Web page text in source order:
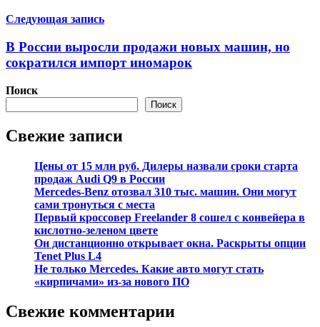
Следующая запись
В России выросли продажи новых машин, но
сократился импорт иномарок
Поиск
Поиск
Свежие записи
Цены от 15 млн руб. Дилеры назвали сроки старта
продаж Audi Q9 в России
Mercedes-Benz отозвал 310 тыс. машин. Они могут
сами тронуться с места
Первый кроссовер Freelander 8 сошел с конвейера в
кислотно-зеленом цвете
Он дистанционно открывает окна. Раскрыты опции
Tenet Plus L4
Не только Mercedes. Какие авто могут стать
«кирпичами» из-за нового ПО
Свежие комментарии